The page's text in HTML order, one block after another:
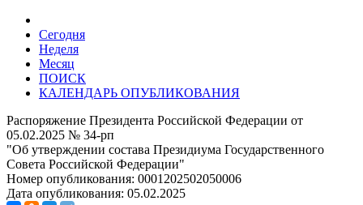
Сегодня
Неделя
Месяц
ПОИСК
КАЛЕНДАРЬ ОПУБЛИКОВАНИЯ
Распоряжение Президента Российской Федерации от
05.02.2025 № 34-рп
"Об утверждении состава Президиума Государственного
Совета Российской Федерации"
Номер опубликования: 0001202502050006
Дата опубликования: 05.02.2025